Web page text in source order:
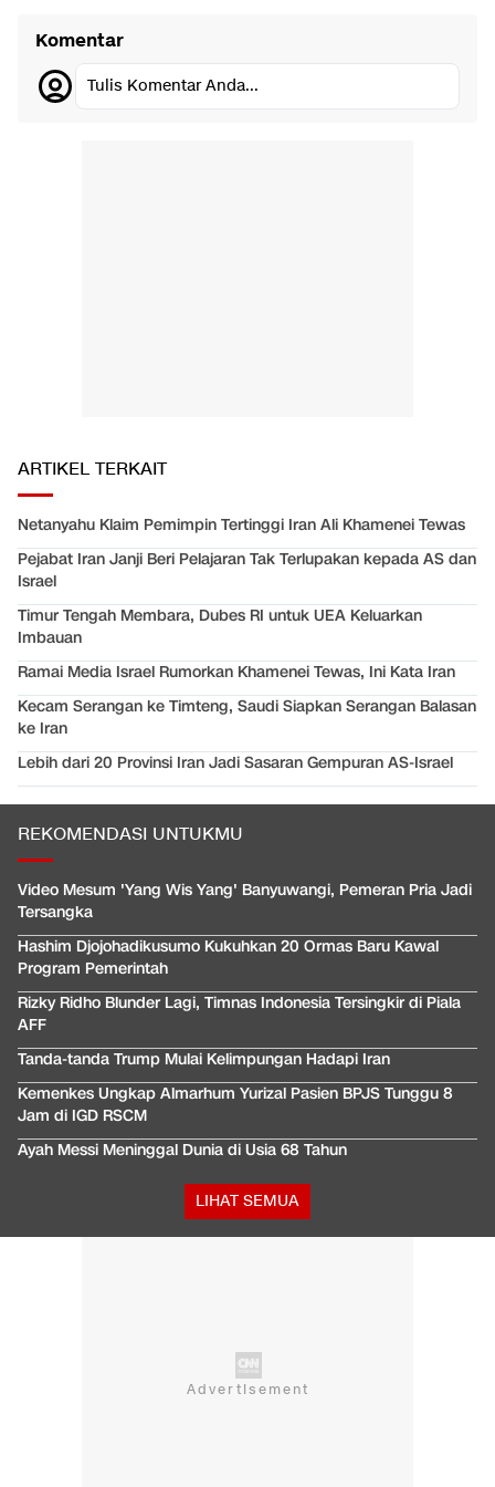
Komentar
Tulis Komentar Anda...
ARTIKEL TERKAIT
Netanyahu Klaim Pemimpin Tertinggi Iran Ali Khamenei Tewas
Pejabat Iran Janji Beri Pelajaran Tak Terlupakan kepada AS dan
Israel
Timur Tengah Membara, Dubes RI untuk UEA Keluarkan
Imbauan
Ramai Media Israel Rumorkan Khamenei Tewas, Ini Kata Iran
Kecam Serangan ke Timteng, Saudi Siapkan Serangan Balasan
ke Iran
Lebih dari 20 Provinsi Iran Jadi Sasaran Gempuran AS-Israel
REKOMENDASI UNTUKMU
Video Mesum 'Yang Wis Yang' Banyuwangi, Pemeran Pria Jadi
Tersangka
Hashim Djojohadikusumo Kukuhkan 20 Ormas Baru Kawal
Program Pemerintah
Rizky Ridho Blunder Lagi, Timnas Indonesia Tersingkir di Piala
AFF
Tanda-tanda Trump Mulai Kelimpungan Hadapi Iran
Kemenkes Ungkap Almarhum Yurizal Pasien BPJS Tunggu 8
Jam di IGD RSCM
Ayah Messi Meninggal Dunia di Usia 68 Tahun
LIHAT SEMUA